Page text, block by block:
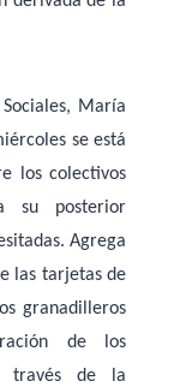
María
se está
los colectivos
su posterior
Agrega
las tarjetas de
granadilleros
de los
través de la